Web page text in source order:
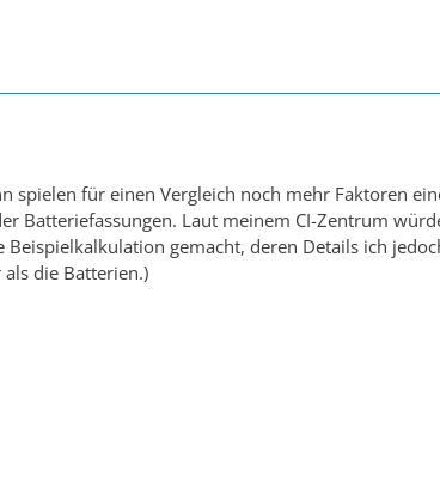
spielen für einen Vergleich noch mehr Faktoren
Batteriefassungen. Laut meinem CI-Zentrum
gemacht, deren Details ich
die Batterien.)